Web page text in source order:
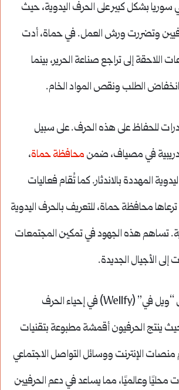
سوريا بشكل كبير على الحرف اليدوية، حيث
وتضررت ورش العمل. في حماة، أدت
والصراعات اللاحقة إلى تراجع صناعة الحرير، بينما
الطلب ونقص المواد الخام.
للحفاظ على هذه الحرف. على سبيل
في مصياف، ضمن محافظة حماة،
المهددة بالاندثار. كما تُقام فعاليات
محافظة حماة، للتعريف بالحرف اليدوية
تساهم هذه الجهود في تمكين المجتمعات
إلى الأجيال الجديدة.
تشارك منظمات مثل “ويل في” (Wellfy) في إحياء الحرف
ينتج الحرفيون أقمشة مطبوعة بتقنيات
الإنترنت ووسائل التواصل الاجتماعي
محليًا وعالميًا، مما يساعد في دعم الحرفيين